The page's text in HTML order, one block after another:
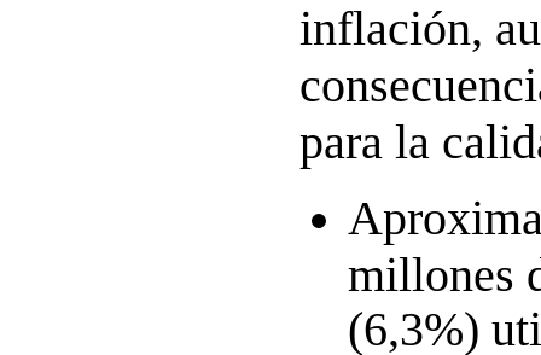
inflación,
para la
millones
(6,3%)